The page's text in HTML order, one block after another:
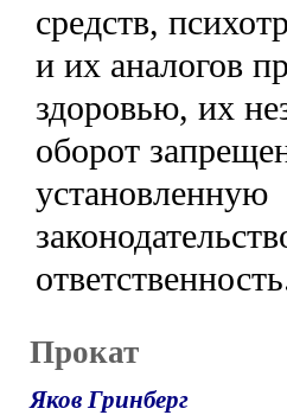
средств,
и их аналогов
здоровью, их
оборот
установленную
Прокат
Яков Гринберг